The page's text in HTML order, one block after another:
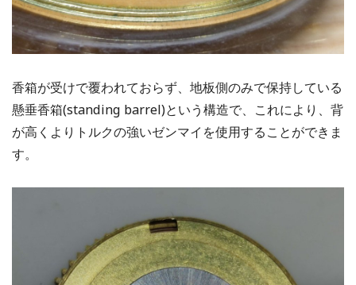
香箱が受けで覆われておらず、地板側のみで保持している
懸垂香箱(standing barrel)という構造で、これにより、背
が高くよりトルクの強いゼンマイを使用することができま
す。